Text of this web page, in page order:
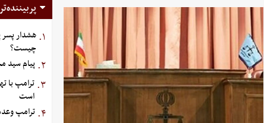
۱. هشدار
چیست؟
۲. پیام سید
۳. ترامپ با
است
۴. ترامپ